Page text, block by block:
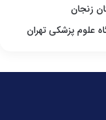
زنجان
علوم پزشکی تهران